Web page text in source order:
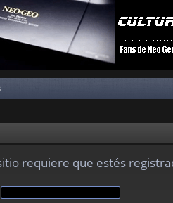
requiere que estés